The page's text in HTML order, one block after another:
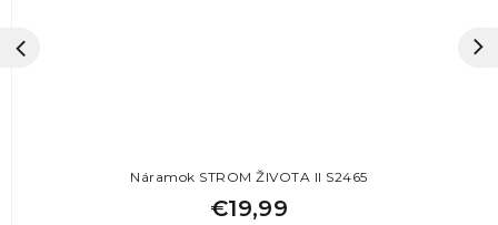
Náramok STROM ŽIVOTA II S2465
€19,99